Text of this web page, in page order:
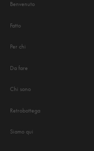
Benvenuto
Fatto
Per chi
Da fare
Chi sono
Retrobottega
Siamo qui